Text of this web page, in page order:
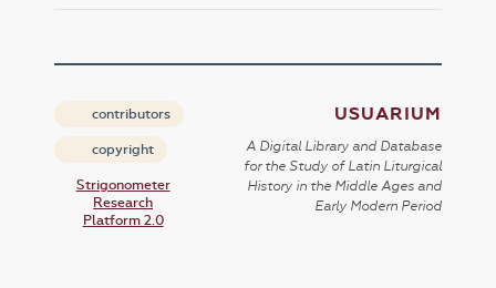
contributors
copyright
Strigonometer
Research
Platform 2.0
USUARIUM
A Digital Library and Database
for the Study of Latin Liturgical
History in the Middle Ages and
Early Modern Period